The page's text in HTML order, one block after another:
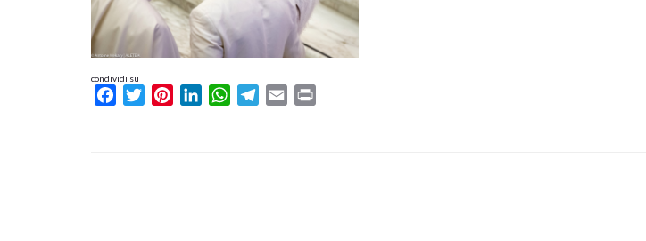
condividi su
FacebookTwitterPinterestLinkedInWhatsAppTelegram
Email